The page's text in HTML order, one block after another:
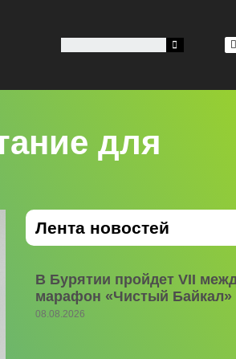
для
Лента новостей
В Бурятии пройдет VII
марафон «Чистый Байкал»
08.08.2026